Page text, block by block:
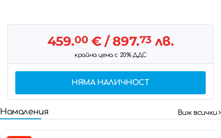
459.00€/ 897.73лв.
крайна цена с 20% ДДС
НЯМА НАЛИЧНОСТ
Намаления Виж всички